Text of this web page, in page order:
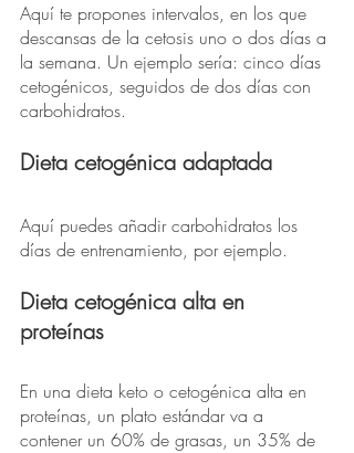
Aquí te propones intervalos, en los que
descansas de la cetosis uno o dos días a
la semana. Un ejemplo sería: cinco días
cetogénicos, seguidos de dos días con
carbohidratos.
Dieta cetogénica adaptada
Aquí puedes añadir carbohidratos los
días de entrenamiento, por ejemplo.
Dieta cetogénica alta en
proteínas
En una dieta keto o cetogénica alta en
proteínas, un plato estándar va a
contener un 60% de grasas, un 35% de